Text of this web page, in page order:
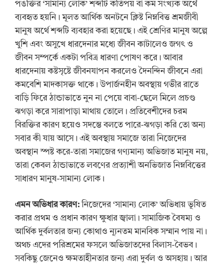
পঙক্তির ‘সামান্য লোক’ শব্দটি কতিপয় বা কম সংখ্যক অর্থে
ব্যবহৃত হয়নি। মূলত আর্থিক অনটনে ক্লিষ্ট নিম্নবিত্ত শ্রমজীবী
মানুষ অর্থে শব্দটি ব্যবহার করা হয়েছে। এই শ্রেণির মানুষ অল্পে
খুশি এবং অসুখে ধারদেনার মধ্যে জীবন কাটালেও জগৎ ও
জীবন সম্পর্কে একটা পবিত্র ধারণা পোষণ করে। আবার
ধারদেনায় কষ্টসৃষ্টে জীবনযাপন করলেও দৈনন্দিন জীবনে এরা
কমবেশি মাদকাসক্ত থাকে। উপার্জনহীন অবস্থায় গভীর রাতে
বাড়ি ফিরে ঠান্ডাভাতে নুন না পেয়ে বাবা-ছেলে মিলে প্রচণ্ড
ঝগড়া করে সারাপাড়া মাথায় তোলে। প্রতিবেশীদের চরম
বিরক্তির কারণ হয়েও সদম্ভে বলতে পারে-ঝগড়া করি তো অন্য
সবার কী যায় আসে। এই অবস্থায় সমাজে তারা নিজেদের
অবস্থান স্পষ্ট করে-তারা সমাজের গণ্যমান্য অভিজাত মানুষ নয়,
তারা কেবল ঠান্ডাভাতে লবণের প্রত্যাশী অনভিজাত নিম্নবিত্তের
সাধারণ মানুষ-সামান্য লোক।
এমন অভিধার কারণ:নিজেদের ‘সামান্য লোক’ অভিধায় ভূষিত
করার প্রথম ও প্রধান কারণ ক্ষুধার জ্বালা। সামাজিক বৈষম্য ও
আর্থিক দুর্বলতার জন্য কোথাও ন্যূনতম মানবিক সম্মান পায় না।
অথচ এদের পরিশ্রমের ফসলে অভিজাতদের বিলাস-বৈভব।
সবকিছু জেনেও ক্ষমতাহীনতার জন্য এরা দুর্বল ও অসহায়। আর